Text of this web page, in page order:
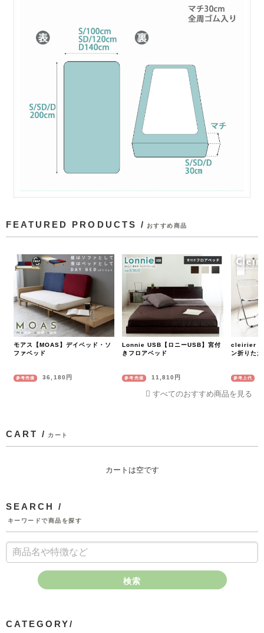
FEATURED PRODUCTS / おすすめ商品
モアス【MOAS】デイベッド・ソ
ファベッド
参考売価 36,180円
Lonnie USB【ロニーUSB】宮付
きフロアベッド
参考売価 11,810円
cleirier【
ン折りた
参考上代
すべてのおすすめ商品を見る
CART / カート
カートは空です
SEARCH /
キーワードで商品を探す
検索
CATEGORY/